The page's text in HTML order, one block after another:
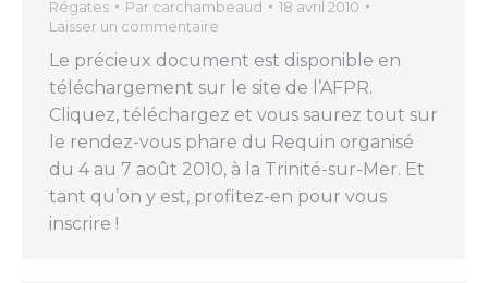
Régates Par carchambeaud
18 avril 2010
Laisser un commentaire
Le précieux document est disponible en
téléchargement sur le site de l’AFPR.
Cliquez, téléchargez et vous saurez tout sur
le rendez-vous phare du Requin organisé
du 4 au 7 août 2010, à la Trinité-sur-Mer. Et
tant qu’on y est, profitez-en pour vous
inscrire !